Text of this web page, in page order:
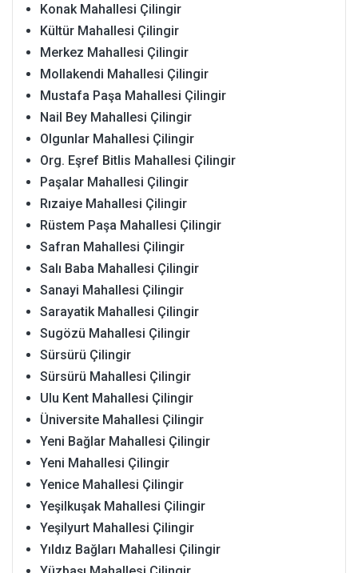
Konak Mahallesi Çilingir
Kültür Mahallesi Çilingir
Merkez Mahallesi Çilingir
Mollakendi Mahallesi Çilingir
Mustafa Paşa Mahallesi Çilingir
Nail Bey Mahallesi Çilingir
Olgunlar Mahallesi Çilingir
Org. Eşref Bitlis Mahallesi Çilingir
Paşalar Mahallesi Çilingir
Rızaiye Mahallesi Çilingir
Rüstem Paşa Mahallesi Çilingir
Safran Mahallesi Çilingir
Salı Baba Mahallesi Çilingir
Sanayi Mahallesi Çilingir
Sarayatik Mahallesi Çilingir
Sugözü Mahallesi Çilingir
Sürsürü Çilingir
Sürsürü Mahallesi Çilingir
Ulu Kent Mahallesi Çilingir
Üniversite Mahallesi Çilingir
Yeni Bağlar Mahallesi Çilingir
Yeni Mahallesi Çilingir
Yenice Mahallesi Çilingir
Yeşilkuşak Mahallesi Çilingir
Yeşilyurt Mahallesi Çilingir
Yıldız Bağları Mahallesi Çilingir